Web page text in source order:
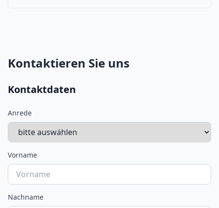
Kontaktieren Sie uns
Kontaktdaten
Anrede
Vorname
Nachname